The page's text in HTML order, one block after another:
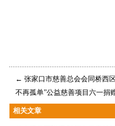
← 张家口市慈善总会会同桥西
不再孤单”公益慈善项目六一捐
相关文章